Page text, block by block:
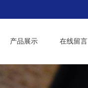
产品展示 在线留言